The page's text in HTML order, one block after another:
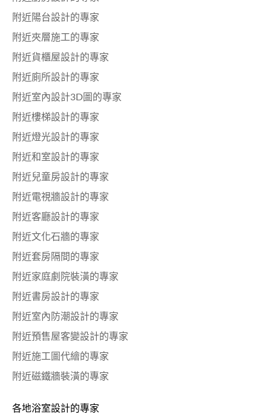
附近陽台設計的專家
附近夾層施工的專家
附近貨櫃屋設計的專家
附近廁所設計的專家
附近室內設計3D圖的專家
附近樓梯設計的專家
附近燈光設計的專家
附近和室設計的專家
附近兒童房設計的專家
附近電視牆設計的專家
附近客廳設計的專家
附近文化石牆的專家
附近套房隔間的專家
附近家庭劇院裝潢的專家
附近書房設計的專家
附近室內防潮設計的專家
附近預售屋客變設計的專家
附近施工圖代繪的專家
附近磁鐵牆裝潢的專家
各地浴室設計的專家